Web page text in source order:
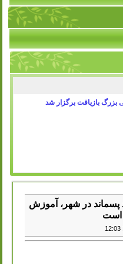
بازیافت برگزار شد
پسماند در شهر، آموزش
است